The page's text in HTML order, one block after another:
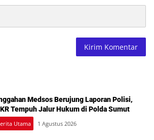
Medsos Berujung Laporan Polisi,
Tempuh Jalur Hukum di Polda Sumut
Utama 1 Agustus 2026